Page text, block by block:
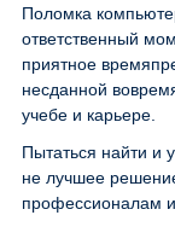
Поломка
ответственный
приятное
несданной
учебе и карьере.
Пытаться найти и
не лучшее
профессионалам